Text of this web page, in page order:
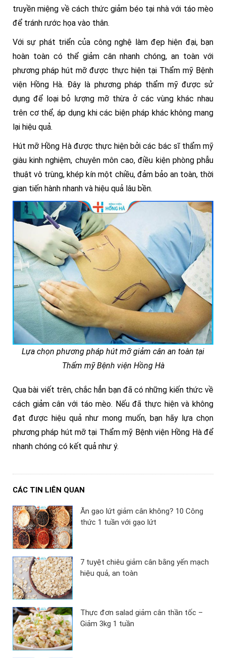
truyền miệng về cách thức giảm béo tại nhà với táo mèo
để tránh rước họa vào thân.
Với sự phát triển của công nghệ làm đẹp hiện đại, bạn
hoàn toàn có thể giảm cân nhanh chóng, an toàn với
phương pháp hút mỡ được thực hiện tại Thẩm mỹ Bệnh
viện Hồng Hà. Đây là phương pháp thẩm mỹ được sử
dụng để loại bỏ lượng mỡ thừa ở các vùng khác nhau
trên cơ thể, áp dụng khi các biện pháp khác không mang
lại hiệu quả.
Hút mỡ Hồng Hà được thực hiện bởi các bác sĩ thẩm mỹ
giàu kinh nghiệm, chuyên môn cao, điều kiện phòng phẫu
thuật vô trùng, khép kín một chiều, đảm bảo an toàn, thời
gian tiến hành nhanh và hiệu quả lâu bền.
Lựa chọn phương pháp hút mỡ giảm cân an toàn tại
Thẩm mỹ Bệnh viện Hồng Hà
Qua bài viết trên, chắc hẳn bạn đã có những kiến thức về
cách giảm cân với táo mèo. Nếu đã thực hiện và không
đạt được hiệu quả như mong muốn, bạn hãy lựa chọn
phương pháp hút mỡ tại Thẩm mỹ Bệnh viện Hồng Hà để
nhanh chóng có kết quả như ý.
CÁC TIN LIÊN QUAN
Ăn gạo lứt giảm cân không? 10 Công
thức 1 tuần với gạo lứt
7 tuyệt chiêu giảm cân bằng yến mạch
hiệu quả, an toàn
Thực đơn salad giảm cân thần tốc –
Giảm 3kg 1 tuần